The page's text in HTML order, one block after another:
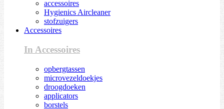
accessoires
Hygienics Aircleaner
stofzuigers
Accessoires
In Accessoires
opbergtassen
microvezeldoekjes
droogdoeken
applicators
borstels